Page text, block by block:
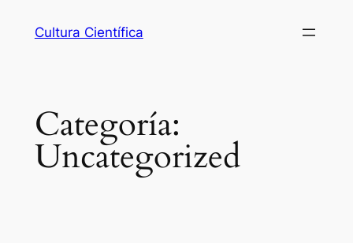
Cultura Científica
Categoría:
Uncategorized